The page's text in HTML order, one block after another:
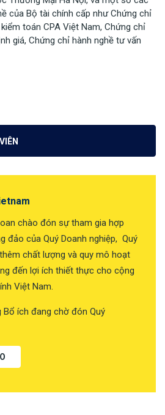
của Bộ tài chính cấp như Chứng chỉ
toán CPA Việt Nam, Chứng chỉ
giá, Chứng chỉ hành nghề tư vấn
chào đón sự tham gia hợp
đảo của Quý Doanh nghiệp, Quý
chất lượng và quy mô hoạt
đến lợi ích thiết thực cho cộng
Việt Nam.
Bổ ích đang chờ đón Quý